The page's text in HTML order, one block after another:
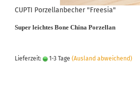
CUPTI Porzellanbecher "Freesia"
Super leichtes Bone China Porzellan
Lieferzeit: 1-3 Tage (Ausland abweichend)